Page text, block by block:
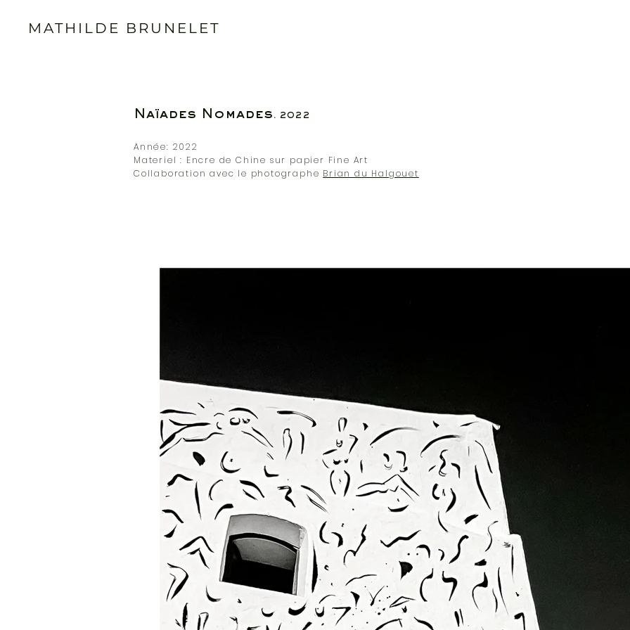
MATHILDE BRUNELET
Naïades Nomades . 2022
Année: 2022
Materiel : Encre de Chine sur papier Fine Art
Collaboration avec le photographe Brian du Halgouet